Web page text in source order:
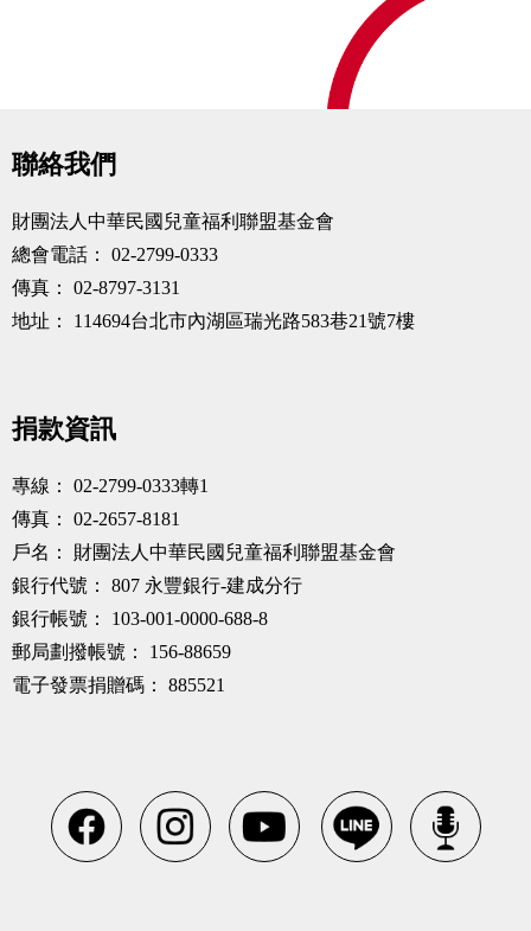
聯絡我們
財團法人中華民國兒童福利聯盟基金會
總會電話：
02-2799-0333
傳真：
02-8797-3131
地址：
114694台北市內湖區瑞光路583巷21號7樓
捐款資訊
專線：
02-2799-0333轉1
傳真：
02-2657-8181
戶名：
財團法人中華民國兒童福利聯盟基金會
銀行代號：
807 永豐銀行-建成分行
銀行帳號：
103-001-0000-688-8
郵局劃撥帳號：
156-88659
電子發票捐贈碼：
885521